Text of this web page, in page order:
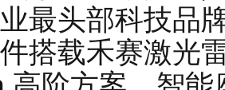
最头部科技品
搭载禾赛激光